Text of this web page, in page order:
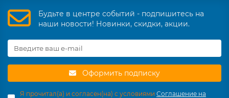
Будьте в центре событий - подпишитесь на
наши новости! Новинки, скидки, акции.
Оформить подписку
Я прочитал(а) и согласен(на) с условиями Соглашение на